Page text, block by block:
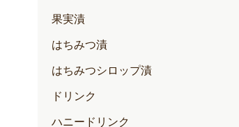
果実漬
はちみつ漬
はちみつシロップ漬
ドリンク
ハニードリンク